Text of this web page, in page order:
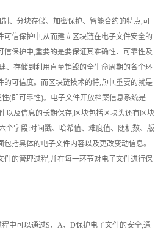
、分块存储、加密保护、智能合约的特点,可
可信保护中,从而建立区块链在电子文件安全的
信保护中,重要的是要保证其准确性、可靠性及
、存储到利用直至销毁的全生命周期的各个环
的可信度。而区块链技术的特点中,重要的就是
(即可靠性)。电子文件开放档案信息系统是一
以及信息的长期保存,区块包括区块头还有区块
个字段:时间戳、哈希值、难度值、随机数、版
括具体的电子文件内容以及更改变动信息。
件的管理过程,并在每一环节对电子文件进行保
中可以通过S、A、D保护电子文件的安全,通